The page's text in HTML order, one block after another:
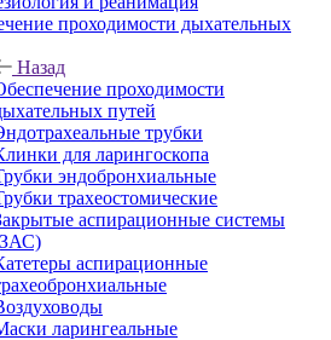
проходимости дыхательных
Назад
проходимости
путей
трубки
для ларингоскопа
эндобронхиальные
трахеостомические
аспирационные системы
аспирационные
ларингеальные